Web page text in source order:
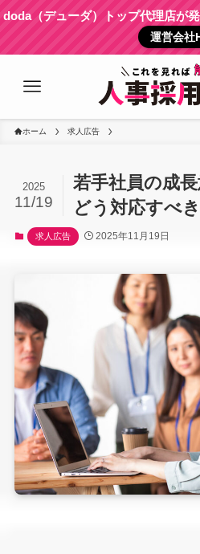
doda（デューダ）トップ代理店が
運営会社
ホーム 求人広告
若手社員の成
どう対応すべ
2025
11/19
求人広告 2025年11月19日